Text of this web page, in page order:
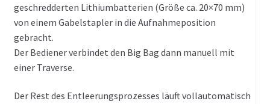
geschredderten Lithiumbatterien (Größe ca. 20×70 mm)
von einem Gabelstapler in die Aufnahmeposition
gebracht.
Der Bediener verbindet den Big Bag dann manuell mit
einer Traverse.
Der Rest des Entleerungsprozesses läuft vollautomatisch